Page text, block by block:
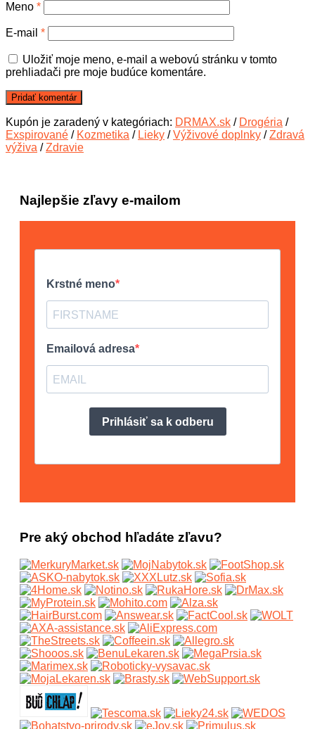
Meno *
E-mail *
Uložiť moje meno, e-mail a webovú stránku v tomto
prehliadači pre moje budúce komentáre.
Kupón je zaradený v kategóriach: DRMAX.sk / Drogéria /
Exspirované / Kozmetika / Lieky /Výživové doplnky /Zdravá
výživa /Zdravie
Najlepšie zľavy e-mailom
Pre aký obchod hľadáte zľavu?